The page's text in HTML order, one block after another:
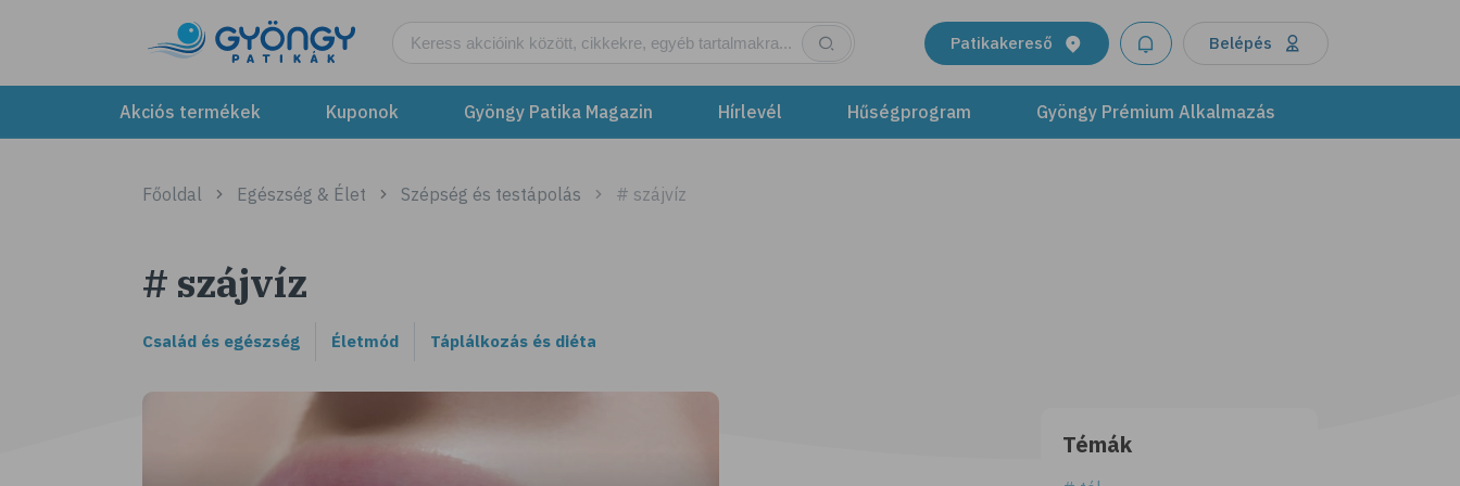
Patikakereső Belépés
Akciós termékek Kuponok Gyöngy Patika Magazin Hírlevél Hűségprogram Gyöngy Prémium Alkalmazás
Főoldal Egészség & Élet Szépség és testápolás # szájvíz
# szájvíz
Család és egészség Életmód Táplálkozás és diéta
Témák